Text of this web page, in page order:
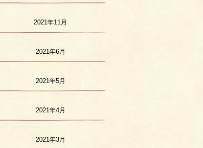
2021年11月
2021年6月
2021年5月
2021年4月
2021年3月